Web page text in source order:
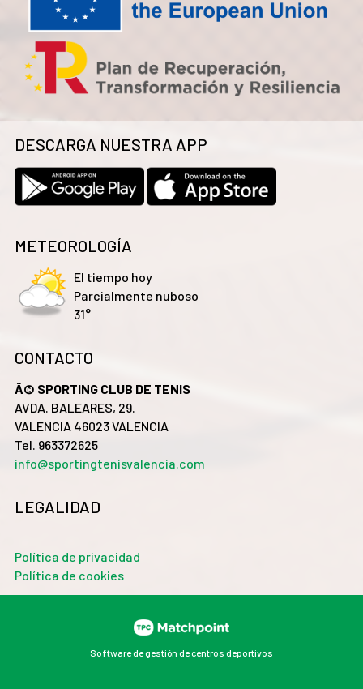
DESCARGA NUESTRA APP
METEOROLOGÍA
El tiempo hoy
Parcialmente nuboso
31°
CONTACTO
Â© SPORTING CLUB DE TENIS
AVDA. BALEARES, 29.
VALENCIA 46023 VALENCIA
Tel. 963372625
info@sportingtenisvalencia.com
LEGALIDAD
Política de privacidad
Política de cookies
Software de gestión de centros deportivos